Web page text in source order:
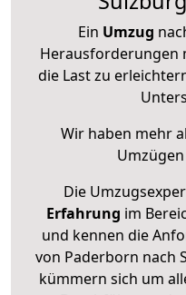
Ein Umzug
Herausforderungen
die Last zu
Wir haben mehr
Die
Erfahrung im
und kennen die
von Paderborn nach
kümmern sich um